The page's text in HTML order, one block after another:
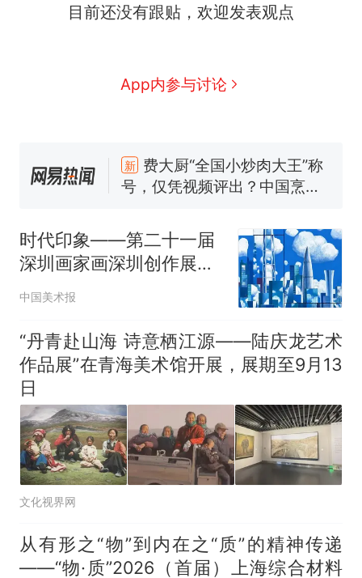
目前还没有跟贴，欢迎发表观点
App内参与讨论
热 那个在床头放菜刀的女孩，
因老师一句“跟我回家”改写了
协会回应
美国渔民钓获鲨鱼徒手将其拽
回大海 目击者直呼震惊 （视频
官方通报
佛山一中学招聘物理教师，笔
试前13名均遭淘汰？教育局：
已叫停招聘，成立调查组全面
台风"白海豚"中心附近最大风
热 那个在床头放菜刀的女孩，
因老师一句“跟我回家”改写了
时代印象——第二十一届
深圳画家画深圳创作展启
幕
中国美术报
“丹青赴山海 诗意栖江源——陆庆龙艺术
作品展”在青海美术馆开展，展期至9月13
日
文化视界网
从有形之“物”到内在之“质”的精神传递
——“物·质”2026（首届）上海综合材料